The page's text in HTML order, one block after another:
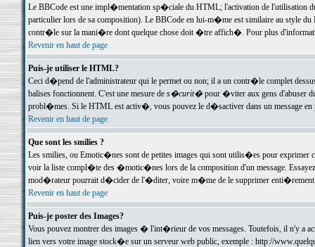
Le BBCode est une impl�mentation sp�ciale du HTML; l'activation de l'utilisation
particulier lors de sa composition). Le BBCode en lui-m�me est similaire au style
contr�le sur la mani�re dont quelque chose doit �tre affich�. Pour plus
Revenir en haut de page
Puis-je utiliser le HTML?
Ceci d�pend de l'administrateur qui le permet ou non; il a un contr�le complet
balises fonctionnent. C'est une mesure de s�curit�pour �viter aux gens d'abuser
probl�mes. Si le HTML est activ�, vous pouvez le d�sactiver dans un message en
Revenir en haut de page
Que sont les smilies ?
Les smilies, ou Emotic�nes sont de petites images qui sont utilis�es pour exprimer
voir la liste compl�te des �motic�nes lors de la composition d'un message.
mod�rateur pourrait d�cider de l'�diter, voire m�me de le supprimer
Revenir en haut de page
Puis-je poster des Images?
Vous pouvez montrer des images � l'int�rieur de vos messages. Toutefois, il n'y a
lien vers votre image stock�e sur un serveur web public, exemple : http://